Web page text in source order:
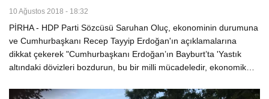
10 Ağustos 2018 - 18:32
PİRHA - HDP Parti Sözcüsü Saruhan Oluç, ekonominin durumuna
ve Cumhurbaşkanı Recep Tayyip Erdoğan'ın açıklamalarına
dikkat çekerek "Cumhurbaşkanı Erdoğan’ın Bayburt’ta 'Yastık
altındaki dövizleri bozdurun, bu bir milli mücadeledir, ekonomik…